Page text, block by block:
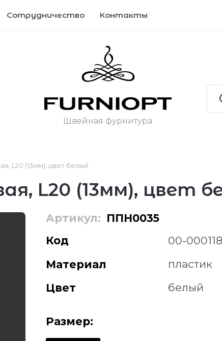
Сотрудничество Контакты
Швейная фурнитура
L20 (13мм), цвет белый
L20 (13мм), цвет
Артикул: ППН0035
Код
00-
Материал
пластик
Цвет
белый
Размер: